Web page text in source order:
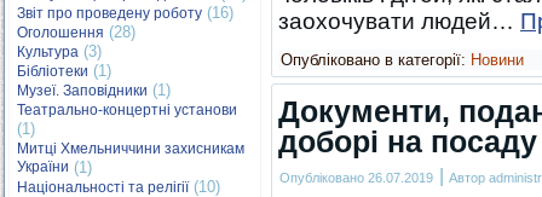
Звіт про проведену роботу (16)
Оголошення (28)
Культура (3)
Бібліотеки (1)
Музеї. Заповідники (1)
Театрально-концертні установи
(1)
Митці Хмельниччини захисникам
України (1)
Національності та релігії(10)
заохочувати людей…
Опубліковано в категорії: Новини
Документи,
доборі на
Опубліковано 26.07.2019 | Автор